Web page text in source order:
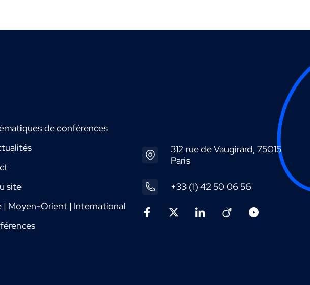
de conférences
site
| Moyen-Orient | International
312 rue de Vaugirard, 75015
Paris
+33 (1) 42 50 06 56